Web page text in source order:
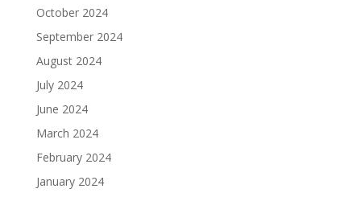
October 2024
September 2024
August 2024
July 2024
June 2024
March 2024
February 2024
January 2024